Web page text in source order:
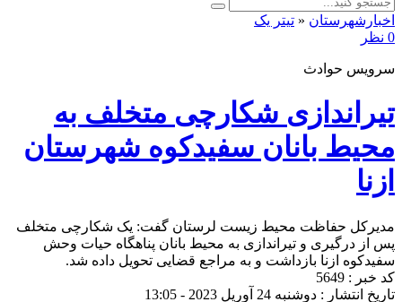
اخبارشهرستان « تیتر یک
0 نظر
سرویس حوادث
تیراندازی شکارچی متخلف به
محیط بانان سفیدکوه شهرستان
ازنا
مدیرکل حفاظت محیط زیست لرستان گفت: یک شکارچی متخلف
پس از درگیری و تیراندازی به محیط بانان پناهگاه حیات وحش
سفیدکوه ازنا بازداشت و به مراجع قضایی تحویل داده شد.
کد خبر : 5649
تاریخ انتشار : دوشنبه 24 آوریل 2023 - 13:05